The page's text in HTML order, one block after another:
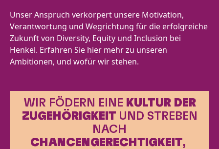
Unser Anspruch verkörpert unsere Motivation,
Verantwortung und Wegrichtung für die erfolgreiche
Zukunft von Diversity, Equity und Inclusion bei
Henkel. Erfahren Sie hier mehr zu unseren
Ambitionen, und wofür wir stehen.
WIR FÖDERN EINE KULTUR DER
ZUGEHÖRIGKEIT UND STREBEN
NACH
CHANCENGERECHTIGKEIT,